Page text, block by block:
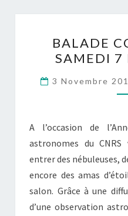
BALADE
SAMEDI 7
3 Novembre
A l’occasion de
astronomes du
entrer des nébuleuses,
encore des amas
salon. Grâce à une
d’une observation